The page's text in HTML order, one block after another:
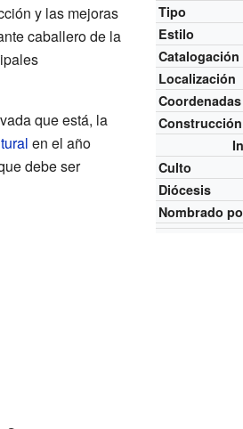
Tipo
Estilo
Catalogación
Localización
Coordenadas
Construcción
Culto
Diócesis
Nombrado
y las mejoras
caballero de la
que está, la
en el año
debe ser